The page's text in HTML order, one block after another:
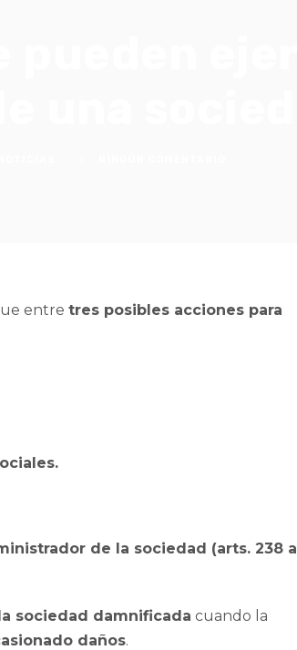
entre tres posibles acciones para
de la sociedad (arts. 238 a
sociedad damnificada cuando la
daños.